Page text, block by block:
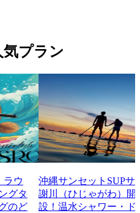
気プラン
ラウ
グタ
のど
沖縄サンセットSUP
謝川（ひじゃがわ）
設！温水シャワー・ド